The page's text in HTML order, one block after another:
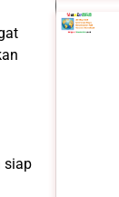
siap